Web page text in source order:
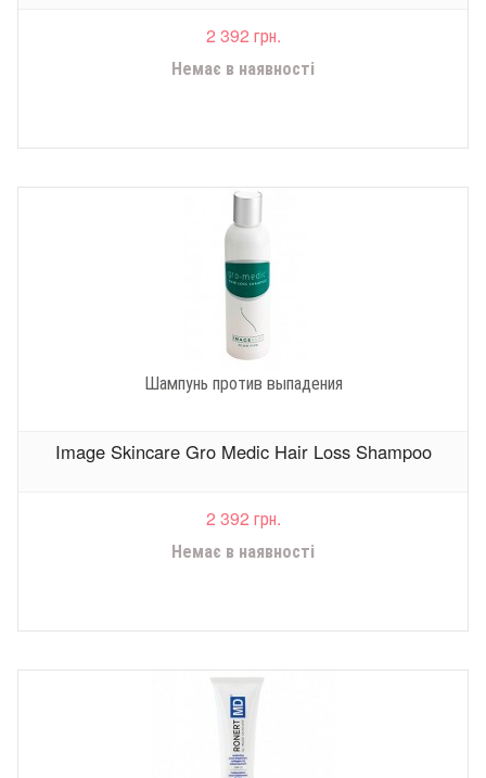
2 392 грн.
Немає в наявності
Шампунь против выпадения
Image Skincare Gro Medic Hair Loss Shampoo
2 392 грн.
Немає в наявності